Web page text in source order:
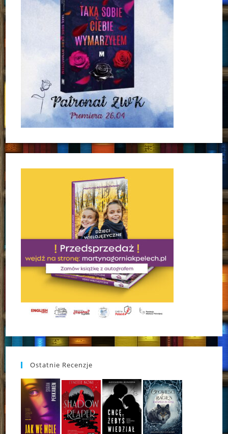
Ostatnie Recenzje